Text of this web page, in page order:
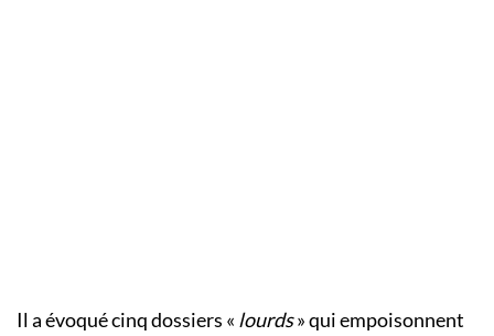
Il a évoqué cinq dossiers « lourds» qui empoisonnent